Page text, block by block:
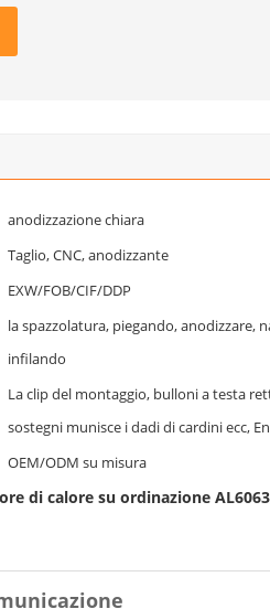
anodizzazione chiara
Taglio, CNC, anodizzante
EXW/FOB/CIF/DDP
la spazzolatura, piegando, anodizzare,
infilando
La clip del montaggio, bulloni a testa
sostegni munisce i dadi di cardini ecc,
OEM/ODM su misura
di calore su ordinazione AL6063